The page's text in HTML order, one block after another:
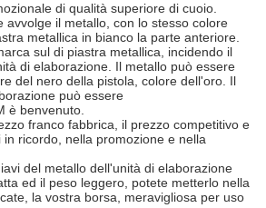
di qualità superiore di cuoio.
avvolge il metallo, con lo stesso colore
metallica in bianco la parte anteriore.
sul di piastra metallica, incidendo il
di elaborazione. Il metallo può essere
del nero della pistola, colore dell'oro. Il
può essere
è benvenuto.
franco fabbrica, il prezzo competitivo e
ricordo, nella promozione e nella
del metallo dell'unità di elaborazione
ed il peso leggero, potete metterlo nella
la vostra borsa, meravigliosa per uso